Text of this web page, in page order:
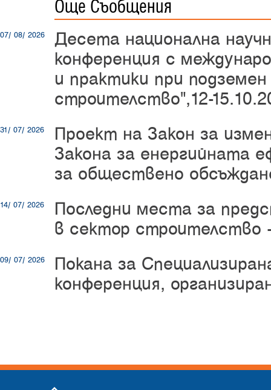
Още Съобщения
07/ 08/ 2026
Десета национална
конференция с
и практики при
строителство",12-
31/ 07/ 2026
Проект на Закон за
Закона за енергийната
за обществено
14/ 07/ 2026
Последни места за
в сектор строителство
09/ 07/ 2026
Покана за
конференция,